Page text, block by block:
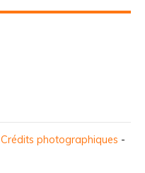
Crédits photographiques -